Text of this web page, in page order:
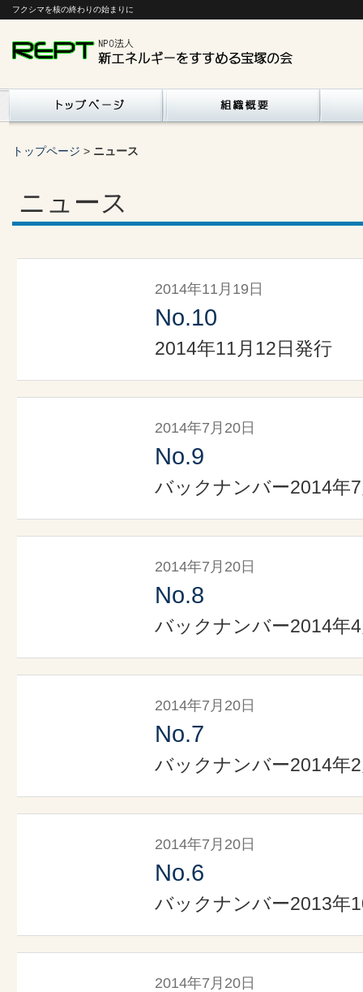
フクシマを核の終わりの始まりに
トップページ > ニュース
ニュース
2014年11月19日
No.10
2014年11月12日発行
2014年7月20日
No.9
バックナンバー2014年
2014年7月20日
No.8
バックナンバー2014年
2014年7月20日
No.7
バックナンバー2014年
2014年7月20日
No.6
バックナンバー2013年
2014年7月20日